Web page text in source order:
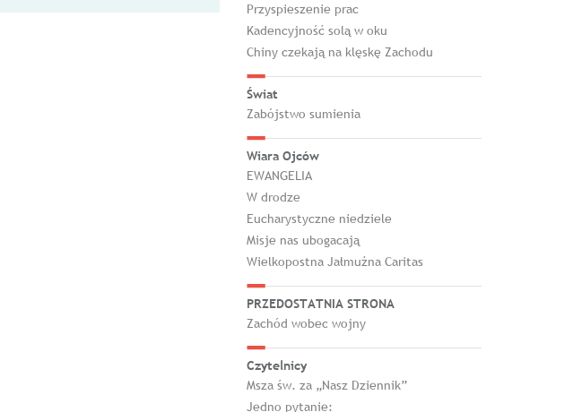
Przyspieszenie prac
Kadencyjność solą w oku
Chiny czekają na klęskę Zachodu
Świat
Zabójstwo sumienia
Wiara Ojców
EWANGELIA
W drodze
Eucharystyczne niedziele
Misje nas ubogacają
Wielkopostna Jałmużna Caritas
PRZEDOSTATNIA STRONA
Zachód wobec wojny
Czytelnicy
Msza św. za „Nasz Dziennik”
Jedno pytanie: